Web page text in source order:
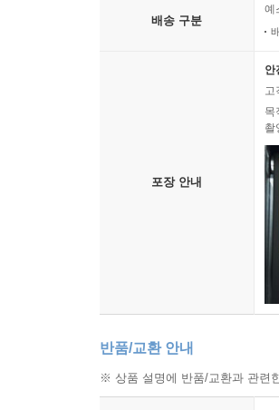
배송 구분
예
포장 안내
안
고
목
촬
반품/교환 안내
※ 상품 설명에 반품/교환과 관련